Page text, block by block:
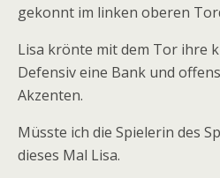
gekonnt im linken oberen
Lisa krönte mit dem Tor ihre
Defensiv eine Bank und
Akzenten.
Müsste ich die Spielerin des
dieses Mal Lisa.